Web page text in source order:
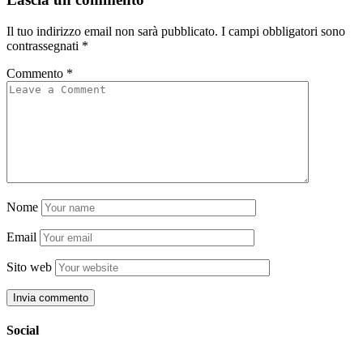
Il tuo indirizzo email non sarà pubblicato. I campi obbligatori sono
contrassegnati *
Commento *
Nome
Email
Sito web
Social